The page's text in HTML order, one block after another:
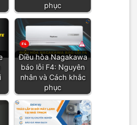
phục
Điều hòa Nagakawa
báo lỗi F4: Nguyên
nhân và Cách khắc
phục